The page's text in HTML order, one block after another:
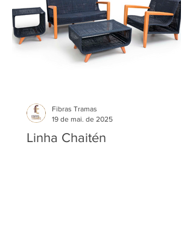
Linha Chaitén
Fibras Tramas
19 de mai. de 2025